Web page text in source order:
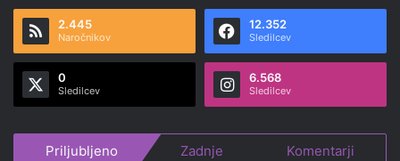
2.445
Naročnikov
12.352
Sledilcev
0
Sledilcev
6.568
Sledilcev
Priljubljeno Zadnje Komentarji